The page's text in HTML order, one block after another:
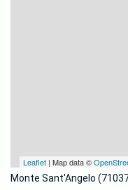
Leaflet | Map data ©
Monte Sant'Angelo